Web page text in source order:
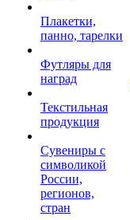
Плакетки,
панно, тарелки
Футляры для
наград
Текстильная
продукция
Сувениры с
символикой
России,
регионов,
стран